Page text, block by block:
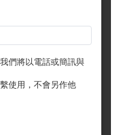
們將以電話或簡訊與
使用，不會另作他